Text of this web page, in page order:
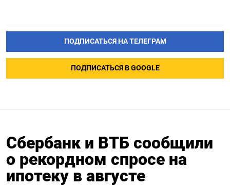
ПОДПИСАТЬСЯ НА ТЕЛЕГРАМ
ПОДПИСАТЬСЯ В GOOGLE
Сбербанк и ВТБ сообщили
о рекордном спросе на
ипотеку в августе